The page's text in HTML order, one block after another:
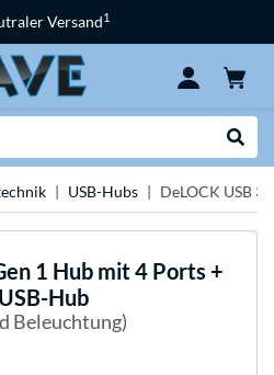
Versand1
USB-Hubs DeLOCK USB
1 Hub mit 4 Ports +
Hub
Beleuchtung)